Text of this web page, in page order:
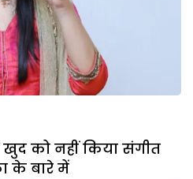
को नहीं किया संगीत
के बारे में